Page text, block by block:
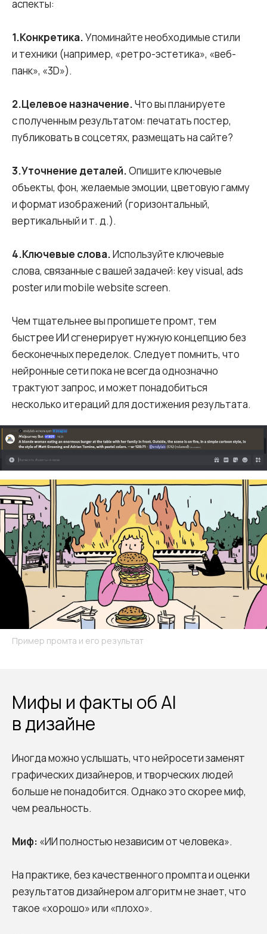
аспекты:
1.Конкретика.Упоминайте необходимые стили
и техники (например, «ретро-эстетика», «веб-
панк», «3D»).
2.Целевое назначение.Что вы планируете
с полученным результатом: печатать постер,
публиковать в соцсетях, размещать на сайте?
3.Уточнение деталей.Опишите ключевые
объекты, фон, желаемые эмоции, цветовую гамму
и формат изображений (горизонтальный,
вертикальный и т. д.).
4.Ключевые слова.Используйте ключевые
слова, связанные с вашей задачей: key visual, ads
poster или mobile website screen.
Чем тщательнее вы пропишете промт, тем
быстрее ИИ сгенерирует нужную концепцию без
бесконечных переделок. Следует помнить, что
нейронные сети пока не всегда однозначно
трактуют запрос, и может понадобиться
несколько итераций для достижения результата.
Пример промта и его результат
Мифы и факты об AI
в дизайне
Иногда можно услышать, что нейросети заменят
графических дизайнеров, и творческих людей
больше не понадобится. Однако это скорее миф,
чем реальность.
Миф: «ИИ полностью независим от человека».
На практике, без качественного промпта и оценки
результатов дизайнером алгоритм не знает, что
такое «хорошо» или «плохо».